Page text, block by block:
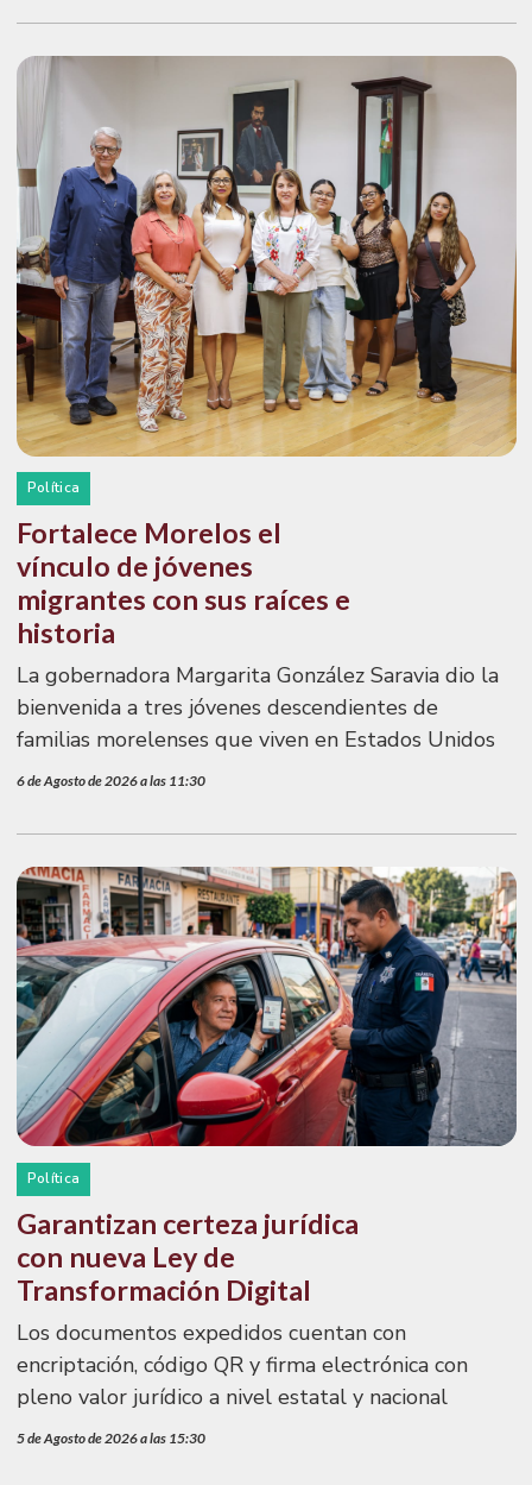
Política
Fortalece Morelos el
vínculo de jóvenes
migrantes con sus raíces e
historia
La gobernadora Margarita González Saravia dio la
bienvenida a tres jóvenes descendientes de
familias morelenses que viven en Estados Unidos
6 de Agosto de 2026 a las 11:30
Política
Garantizan certeza jurídica
con nueva Ley de
Transformación Digital
Los documentos expedidos cuentan con
encriptación, código QR y firma electrónica con
pleno valor jurídico a nivel estatal y nacional
5 de Agosto de 2026 a las 15:30